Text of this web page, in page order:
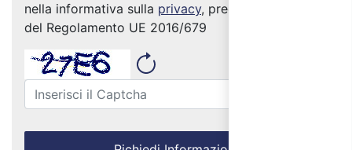
nella informativa sulla privacy, predisposta ai sensi
del Regolamento UE 2016/679